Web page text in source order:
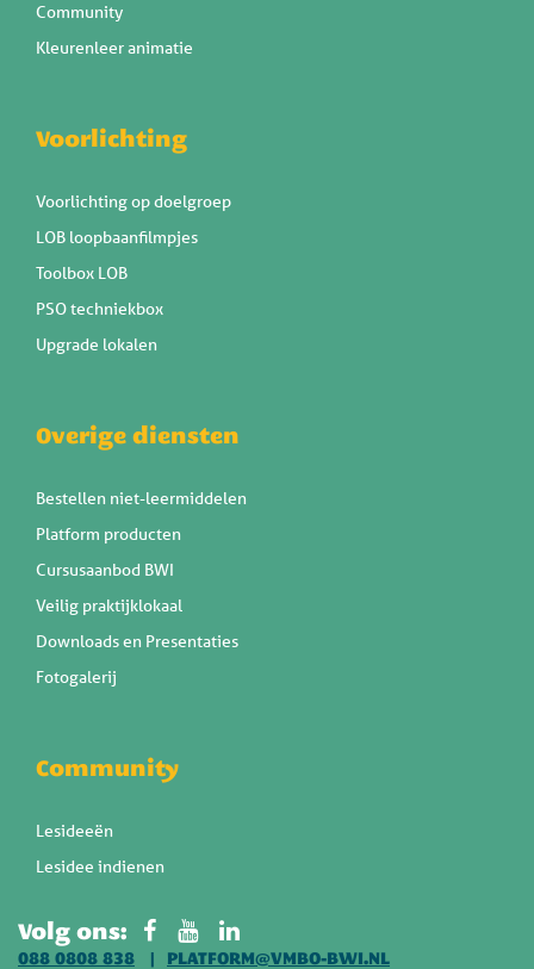
Community
Kleurenleer animatie
Voorlichting
Voorlichting op doelgroep
LOB loopbaanfilmpjes
Toolbox LOB
PSO techniekbox
Upgrade lokalen
Overige diensten
Bestellen niet-leermiddelen
Platform producten
Cursusaanbod BWI
Veilig praktijklokaal
Downloads en Presentaties
Fotogalerij
Community
Lesideeën
Lesidee indienen
Volg ons:
088 0808 838 PLATFORM@VMBO-BWI.NL